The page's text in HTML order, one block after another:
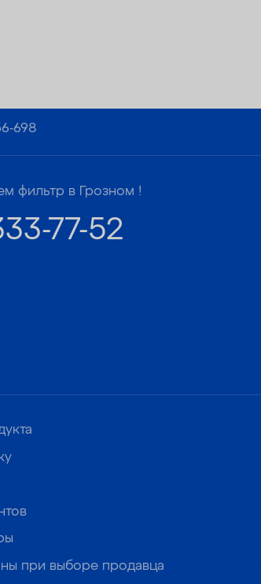
698
фильтр в Грозном !
77-52
при выборе продавца